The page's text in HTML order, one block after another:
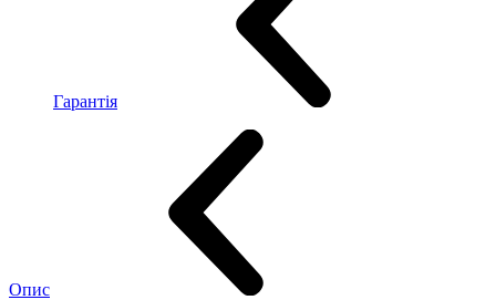
Гарантія
Опис